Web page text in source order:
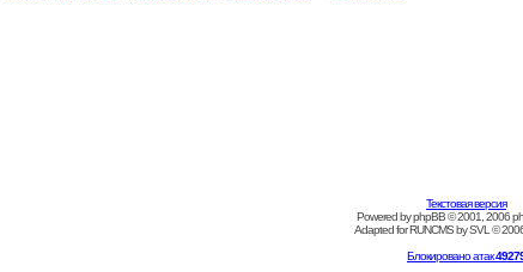
Текстовая версия
Powered byphpBB© 2001, 2006
Adapted forRUNCMSbySVL ©
Блокировано атак